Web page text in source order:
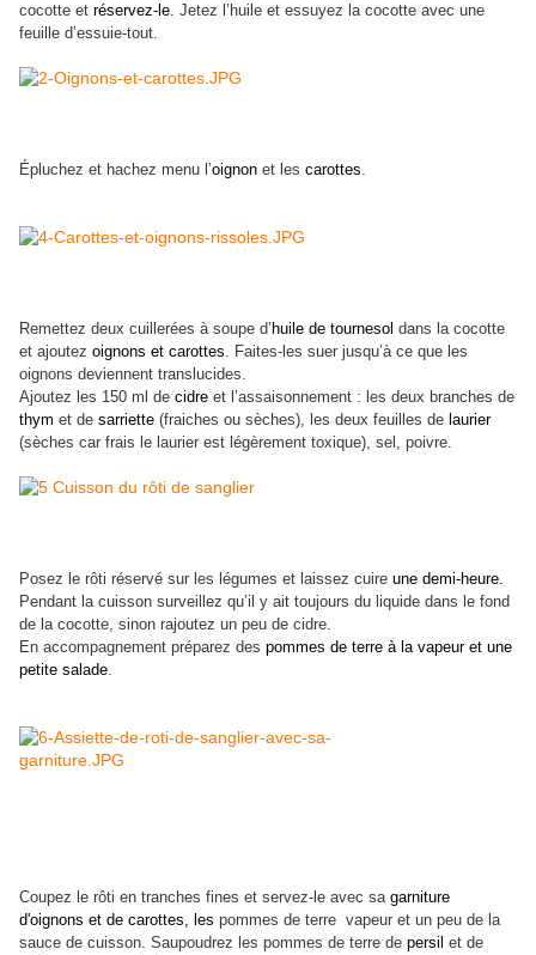
cocotte et réservez-le. Jetez l’huile et essuyez la cocotte avec une
feuille d’essuie-tout.
Épluchez et hachez menu l’oignon et les carottes.
Remettez deux cuillerées à soupe d’ huile de tournesol dans la cocotte
et ajoutez oignons et carottes. Faites-les suer jusqu’à ce que les
oignons deviennent translucides.
Ajoutez les 150 ml de cidre et l’assaisonnement : les deux branches de
thym et de sarriette (fraiches ou sèches), les deux feuilles de laurier
(sèches car frais le laurier est légèrement toxique), sel, poivre.
Posez le rôti réservé sur les légumes et laissez cuire une demi-heure.
Pendant la cuisson surveillez qu’il y ait toujours du liquide dans le fond
de la cocotte, sinon rajoutez un peu de cidre.
En accompagnement préparez des pommes de terre à la vapeur et une
petite salade.
Coupez le rôti en tranches fines et servez-le avec sa garniture
d'oignons et de carottes, les pommes de terre vapeur et un peu de la
sauce de cuisson. Saupoudrez les pommes de terre de persil et de